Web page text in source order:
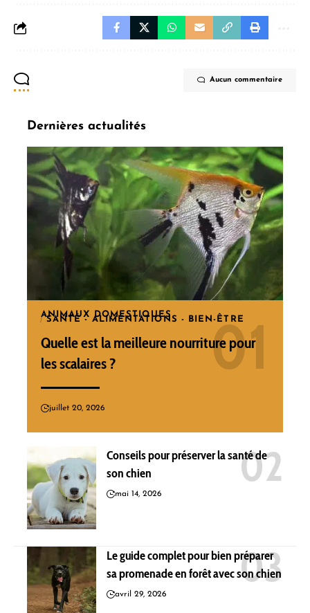
Aucun commentaire
Dernières actualités
ANIMAUX DOMESTIQUES
SANTÉ - ALIMENTATIONS - BIEN-ÊTRE
Quelle est la meilleure nourriture pour
les scalaires ?
juillet 20, 2026
Conseils pour préserver la santé de
son chien
mai 14, 2026
Le guide complet pour bien préparer
sa promenade en forêt avec son chien
avril 29, 2026